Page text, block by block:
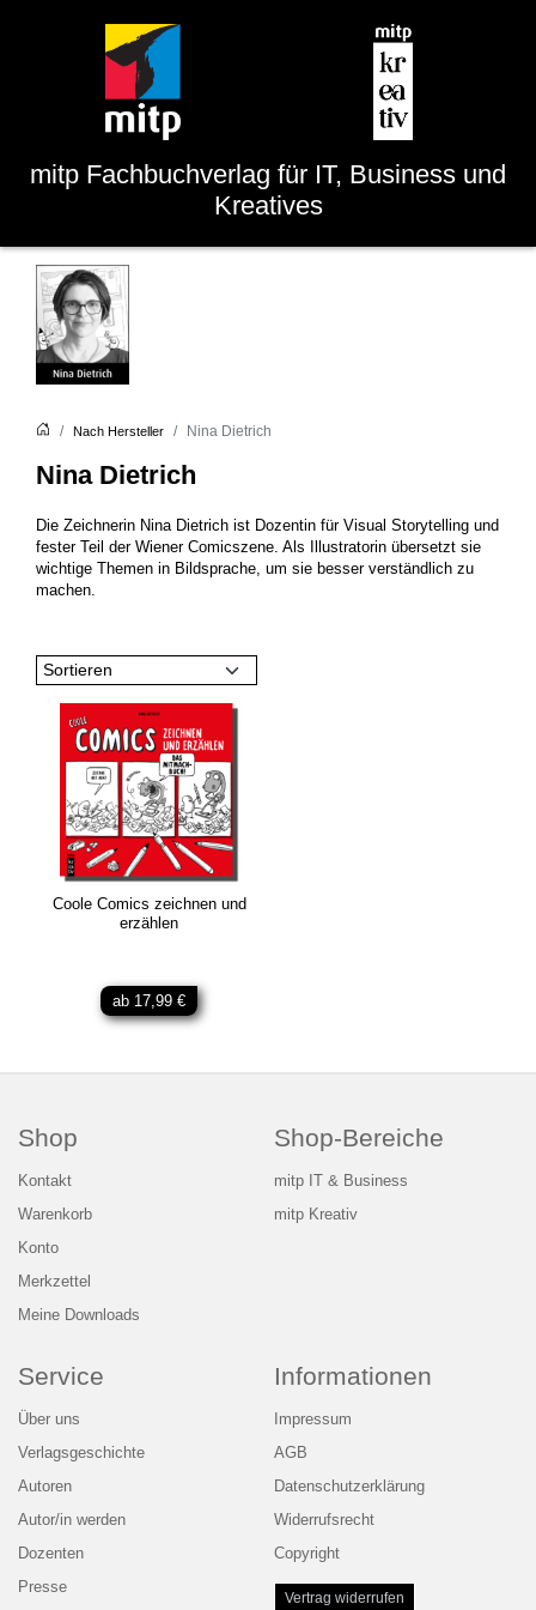
mitp Fachbuchverlag für IT, Business und
Kreatives
Nach Hersteller Nina Dietrich
Nina Dietrich
Die Zeichnerin Nina Dietrich ist Dozentin für Visual Storytelling und
fester Teil der Wiener Comicszene. Als Illustratorin übersetzt sie
wichtige Themen in Bildsprache, um sie besser verständlich zu
machen.
Sortieren
Coole Comics zeichnen und
erzählen
ab 17,99 €
Shop
Kontakt
Warenkorb
Konto
Merkzettel
Meine Downloads
Shop-Bereiche
mitp IT & Business
mitp Kreativ
Service
Über uns
Verlagsgeschichte
Autoren
Autor/in werden
Dozenten
Presse
Informationen
Impressum
AGB
Datenschutzerklärung
Widerrufsrecht
Copyright
Vertrag widerrufen